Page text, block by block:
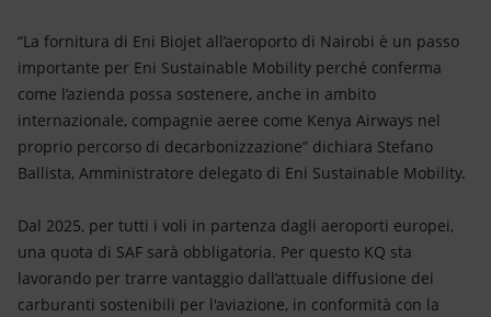
“La fornitura di Eni Biojet all’aeroporto di Nairobi è un passo
importante per Eni Sustainable Mobility perché conferma
come l’azienda possa sostenere, anche in ambito
internazionale, compagnie aeree come Kenya Airways nel
proprio percorso di decarbonizzazione” dichiara Stefano
Ballista, Amministratore delegato di Eni Sustainable Mobility.
Dal 2025, per tutti i voli in partenza dagli aeroporti europei,
una quota di SAF sarà obbligatoria. Per questo KQ sta
lavorando per trarre vantaggio dall’attuale diffusione dei
carburanti sostenibili per l'aviazione, in conformità con la